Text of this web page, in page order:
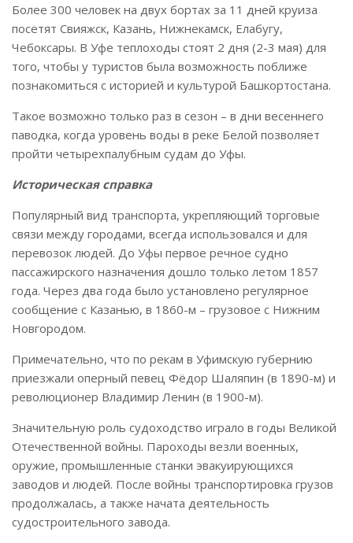
Более 300 человек на двух бортах за 11 дней круиза
посетят Свияжск, Казань, Нижнекамск, Елабугу,
Чебоксары. В Уфе теплоходы стоят 2 дня (2-3 мая) для
того, чтобы у туристов была возможность поближе
познакомиться с историей и культурой Башкортостана.
Такое возможно только раз в сезон – в дни весеннего
паводка, когда уровень воды в реке Белой позволяет
пройти четырехпалубным судам до Уфы.
Историческая справка
Популярный вид транспорта, укрепляющий торговые
связи между городами, всегда использовался и для
перевозок людей. До Уфы первое речное судно
пассажирского назначения дошло только летом 1857
года. Через два года было установлено регулярное
сообщение с Казанью, в 1860-м – грузовое с Нижним
Новгородом.
Примечательно, что по рекам в Уфимскую губернию
приезжали оперный певец Фёдор Шаляпин (в 1890-м) и
революционер Владимир Ленин (в 1900-м).
Значительную роль судоходство играло в годы Великой
Отечественной войны. Пароходы везли военных,
оружие, промышленные станки эвакуирующихся
заводов и людей. После войны транспортировка грузов
продолжалась, а также начата деятельность
судостроительного завода.